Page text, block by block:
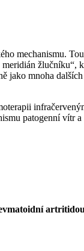
mechanismu.
meridián žlučníku“,
jako mnoha
patogenní vítr